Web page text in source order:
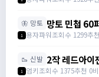
🦋 망토 망토 민첩 60
https://
1 용자파워조회수 1299추
🥾 신발 2작 레드아
https://
1 엄키조회수 1375추천 0